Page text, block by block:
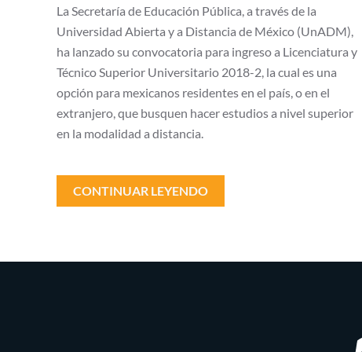
La Secretaría de Educación Pública, a través de la
Universidad Abierta y a Distancia de México (UnADM),
ha lanzado su convocatoria para ingreso a Licenciatura y
Técnico Superior Universitario 2018-2, la cual es una
opción para mexicanos residentes en el país, o en el
extranjero, que busquen hacer estudios a nivel superior
en la modalidad a distancia.
CONTINUAR LEYENDO